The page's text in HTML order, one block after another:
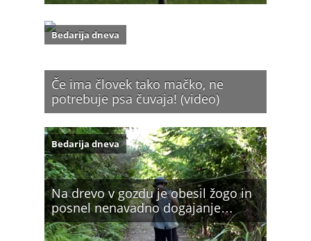
Če ima človek tako mačko, ne
potrebuje psa čuvaja! (video)
Bedarija dneva
Na drevo v gozdu je obesil žogo in
posnel nenavadno dogajanje…
Bedarija dneva